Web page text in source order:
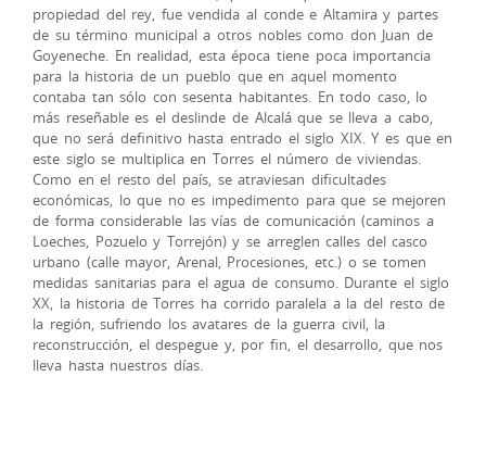
propiedad del rey, fue vendida al conde e Altamira y partes
de su término municipal a otros nobles como don Juan de
Goyeneche. En realidad, esta época tiene poca importancia
para la historia de un pueblo que en aquel momento
contaba tan sólo con sesenta habitantes. En todo caso, lo
más reseñable es el deslinde de Alcalá que se lleva a cabo,
que no será definitivo hasta entrado el siglo XIX. Y es que en
este siglo se multiplica en Torres el número de viviendas.
Como en el resto del país, se atraviesan dificultades
económicas, lo que no es impedimento para que se mejoren
de forma considerable las vías de comunicación (caminos a
Loeches, Pozuelo y Torrejón) y se arreglen calles del casco
urbano (calle mayor, Arenal, Procesiones, etc.) o se tomen
medidas sanitarias para el agua de consumo. Durante el siglo
XX, la historia de Torres ha corrido paralela a la del resto de
la región, sufriendo los avatares de la guerra civil, la
reconstrucción, el despegue y, por fin, el desarrollo, que nos
lleva hasta nuestros días.